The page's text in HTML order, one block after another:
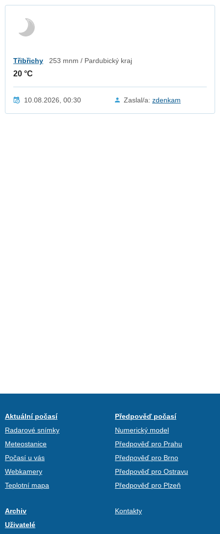
Třibřichy 253 mnm / Pardubický kraj
20 °C
10.08.2026, 00:30 Zaslal/a: zdenkam
Aktuální počasí
Radarové snímky
Meteostanice
Počasí u vás
Webkamery
Teplotní mapa
Předpověď počasí
Numerický model
Předpověď pro Prahu
Předpověď pro Brno
Předpověď pro Ostravu
Předpověď pro Plzeň
Archiv
Uživatelé
Kontakty